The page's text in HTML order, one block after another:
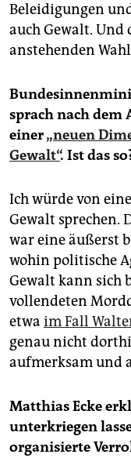
Beleidigungen
auch Gewalt. Und
anstehenden
sprach nach dem
einer„neuen
Gewalt“. Ist das
Ich würde von
Gewalt sprechen.
war eine äußerst
wohin politische
Gewalt kann sich
vollendeten
etwa im Fall
genau nicht
aufmerksam und
Matthias Ecke
unterkriegen
organisierte